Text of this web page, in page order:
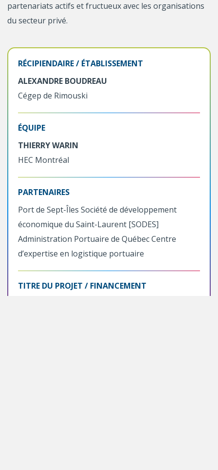
partenariats actifs et fructueux avec les organisations
du secteur privé.
RÉCIPIENDAIRE / ÉTABLISSEMENT
ALEXANDRE BOUDREAU
Cégep de Rimouski
ÉQUIPE
THIERRY WARIN
HEC Montréal
PARTENAIRES
Port de Sept-Îles Société de développement
économique du Saint-Laurent [SODES]
Administration Portuaire de Québec Centre
d’expertise en logistique portuaire
TITRE DU PROJET / FINANCEMENT